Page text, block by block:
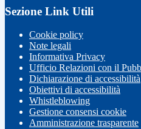
Sezione Link Utili
Cookie policy
Note legali
Informativa Privacy
Ufficio Relazioni con il
Dichiarazione di accessibilità
Obiettivi di accessibilità
Whistleblowing
Gestione consensi cookie
Amministrazione trasparente